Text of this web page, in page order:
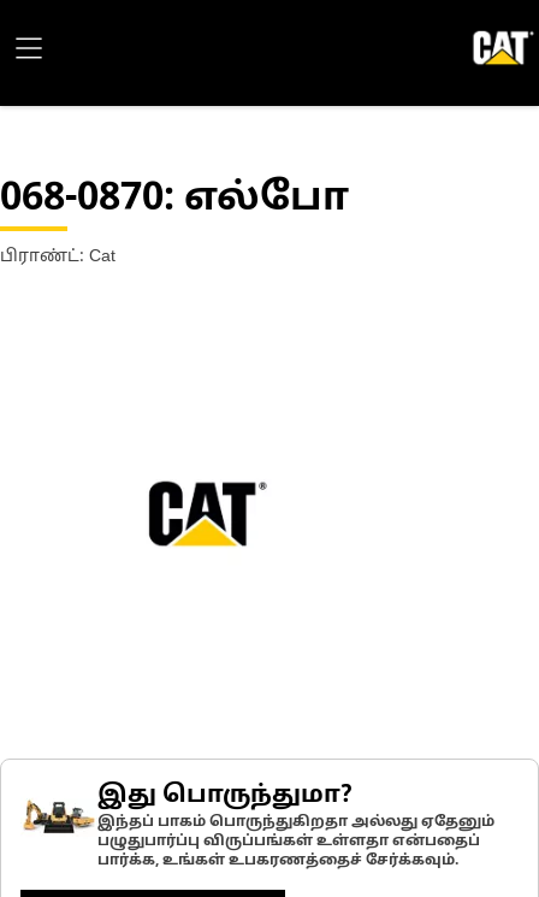
068-0870: எல்போ
பிராண்ட்: Cat
இது பொருந்துமா?
இந்தப் பாகம் பொருந்துகிறதா அல்லது ஏதேனும்
பழுதுபார்ப்பு விருப்பங்கள் உள்ளதா என்பதைப்
பார்க்க, உங்கள் உபகரணத்தைச் சேர்க்கவும்.